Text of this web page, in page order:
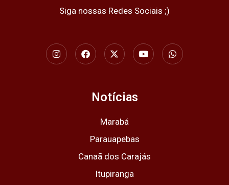
Siga nossas Redes Sociais ;)
I
n
s
F
a
c
X
-
t
t
t
Y
o
u
W
h
a
Notícias
Marabá
Parauapebas
Canaã dos Carajás
Itupiranga